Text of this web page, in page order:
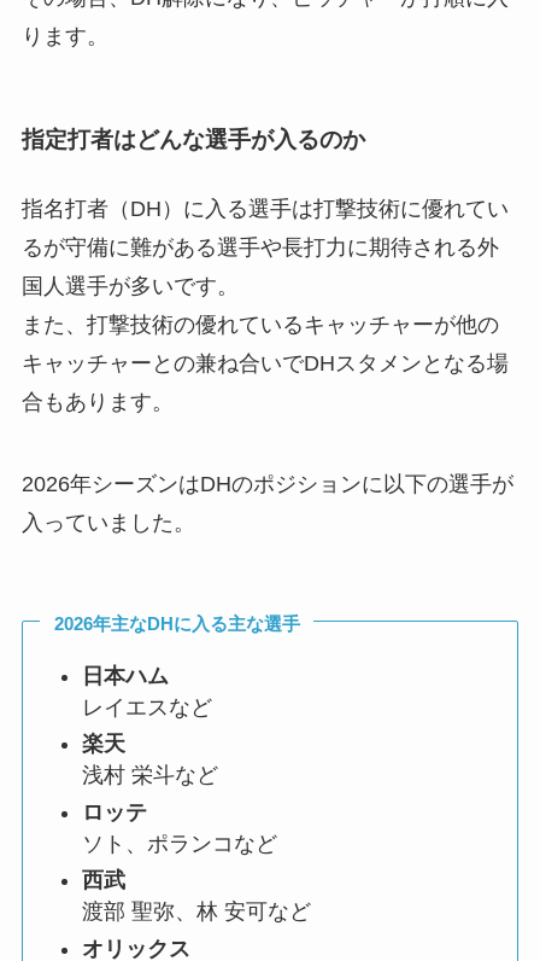
ります。
指定打者はどんな選手が入るのか
指名打者（DH）に入る選手は打撃技術に優れてい
るが守備に難がある選手や長打力に期待される外
国人選手が多いです。
また、打撃技術の優れているキャッチャーが他の
キャッチャーとの兼ね合いでDHスタメンとなる場
合もあります。
2026年シーズンはDHのポジションに以下の選手が
入っていました。
2026年主なDHに入る主な選手
日本ハム
レイエスなど
楽天
浅村 栄斗など
ロッテ
ソト、ポランコなど
西武
渡部 聖弥、林 安可など
オリックス